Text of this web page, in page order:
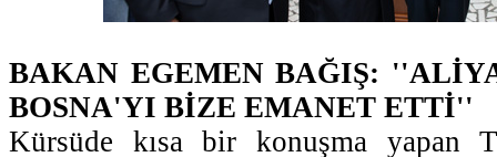
BAKAN EGEMEN BAĞIŞ:
BOSNA'YI BİZE EMANET ETTİ''
Kürsüde kısa bir konuşma yapan